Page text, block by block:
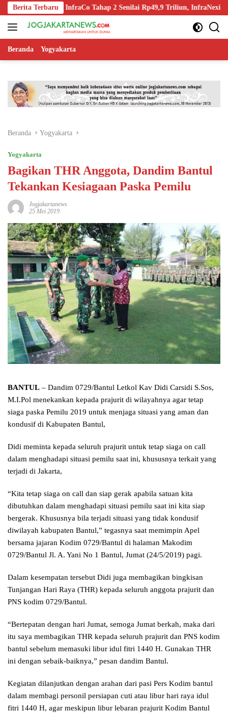
Langsung
ke
konten
Berita Terbaru
Off InfraCo Tahap 2 Senilai Rp49,9 Triliun, InfraNexia Kelola
Beranda Yogyakarta
Beranda Yogyakarta
Yogyakarta
Bagikan THR Anggota, Dandim Bantul
Tekankan Kesiagaan Paska Pemilu
Jogjakartanews
25 Mei 2019
BANTUL – Dandim 0729/Bantul Letkol Kav Didi Carsidi S.Sos,
M.I.Pol menekankan kepada prajurit di wilayahnya agar tetap
siaga paska Pemilu 2019 untuk menjaga situasi yang aman dan
kondusif di Kabupaten Bantul,
Didi meminta kepada seluruh prajurit untuk tetap siaga on call
dalam menghadapi situasi pemilu saat ini, khususnya terkait yang
terjadi di Jakarta,
“Kita tetap siaga on call dan siap gerak apabila satuan kita
dibutuhkan dalam menghadapi situasi pemilu saat ini kita siap
bergerak. Khususnya bila terjadi situasi yang tidak kondusif
diwilayah kabupaten Bantul,” tegasnya saat memimpin Apel
bersama jajaran Kodim 0729/Bantul di halaman Makodim
0729/Bantul Jl. A. Yani No 1 Bantul, Jumat (24/5/2019) pagi.
Dalam kesempatan tersebut Didi juga membagikan bingkisan
Tunjangan Hari Raya (THR) kepada seluruh anggota prajurit dan
PNS kodim 0729/Bantul.
“Bertepatan dengan hari Jumat, semoga Jumat berkah, maka dari
itu saya membagikan THR kepada seluruh prajurit dan PNS kodim
bantul sebelum memasuki libur idul fitri 1440 H. Gunakan THR
ini dengan sebaik-baiknya,” pesan dandim Bantul.
Kegiatan dilanjutkan dengan arahan dari pasi Pers Kodim bantul
dalam membagi personil persiapan cuti atau libur hari raya idul
fitri 1440 H, agar meskipun libur lebaran prajurit Kodim Bantul